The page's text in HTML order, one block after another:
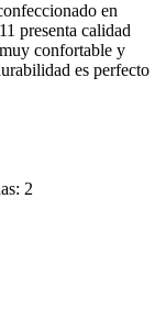
en
presenta calidad
confortable y
es perfecto
2